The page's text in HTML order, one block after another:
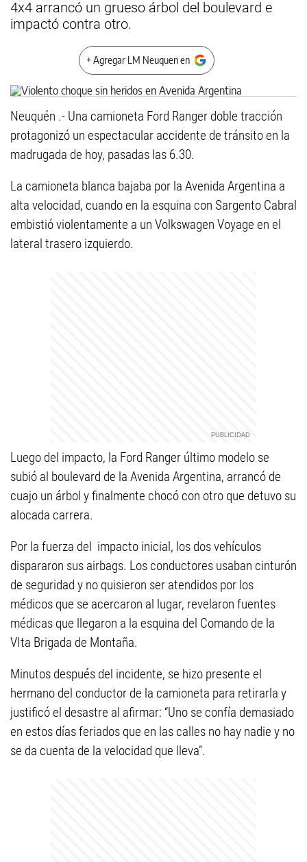
4x4 arrancó un grueso árbol del boulevard e
impactó contra otro.
+ Agregar LM Neuquen en
Neuquén .- Una camioneta Ford Ranger doble tracción
protagonizó un espectacular accidente de tránsito en la
madrugada de hoy, pasadas las 6.30.
La camioneta blanca bajaba por la Avenida Argentina a
alta velocidad, cuando en la esquina con Sargento Cabral
embistió violentamente a un Volkswagen Voyage en el
lateral trasero izquierdo.
Luego del impacto, la Ford Ranger último modelo se
subió al boulevard de la Avenida Argentina, arrancó de
cuajo un árbol y finalmente chocó con otro que detuvo su
alocada carrera.
Por la fuerza del impacto inicial, los dos vehículos
dispararon sus airbags. Los conductores usaban cinturón
de seguridad y no quisieron ser atendidos por los
médicos que se acercaron al lugar, revelaron fuentes
médicas que llegaron a la esquina del Comando de la
VIta Brigada de Montaña.
Minutos después del incidente, se hizo presente el
hermano del conductor de la camioneta para retirarla y
justificó el desastre al afirmar: “Uno se confía demasiado
en estos días feriados que en las calles no hay nadie y no
se da cuenta de la velocidad que lleva”.